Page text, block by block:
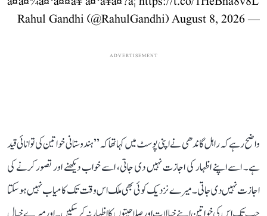
— Rahul Gandhi (@RahulGandhi)
August 8, 2026
ADVERTISEMENT
واضح رہے کہ راہل گاندھی نے اپنی پوسٹ میں کہا تھا کہ ’’ہندوستانی خواتین کی توانائی قید
ہے۔ اسے اپنے اظہار کی اجازت نہیں دی جاتی، اسے خواب دیکھنے اور تصور کرنے کی
اجازت نہیں دی جاتی۔ میرے نزدیک کوئی بھی ملک اس وقت تک کامیاب نہیں ہو سکتا